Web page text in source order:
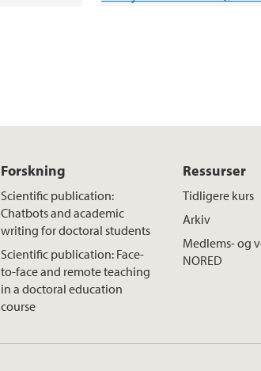
Forskning
Scientific publication:
Chatbots and academic
writing for doctoral students
Scientific publication: Face-
to-face and remote teaching
in a doctoral education
course
Ressurser
Tidligere kurs
Arkiv
Medlems- og
NORED